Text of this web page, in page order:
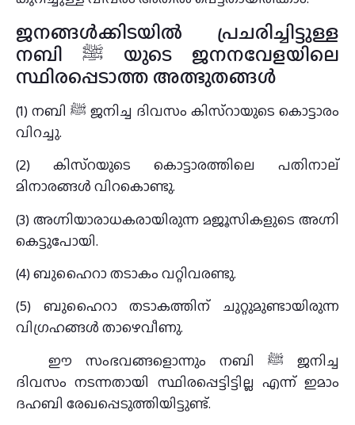
ജനങ്ങൾക്കിടയിൽ പ്രചരിച്ചിട്ടുള്ള
നബി ﷺ യുടെ ജനനവേളയിലെ
സ്ഥിരപ്പെടാത്ത അത്ഭുതങ്ങൾ
(1) നബി ﷺ ജനിച്ച ദിവസം കിസ്റായുടെ കൊട്ടാരം
വിറച്ചു.
(2) കിസ്റയുടെ കൊട്ടാരത്തിലെ പതിനാല്
മിനാരങ്ങൾ വിറകൊണ്ടു.
(3) അഗ്നിയാരാധകരായിരുന്ന മജൂസികളുടെ അഗ്നി
കെട്ടുപോയി.
(4) ബുഹൈറാ തടാകം വറ്റിവരണ്ടു.
(5) ബുഹൈറാ തടാകത്തിന് ചുറ്റുമുണ്ടായിരുന്ന
വിഗ്രഹങ്ങൾ താഴെവീണു.
ഈ സംഭവങ്ങളൊന്നും നബി ﷺ ജനിച്ച
ദിവസം നടന്നതായി സ്ഥിരപ്പെട്ടിട്ടില്ല എന്ന് ഇമാം
ദഹബി രേഖപ്പെടുത്തിയിട്ടുണ്ട്.